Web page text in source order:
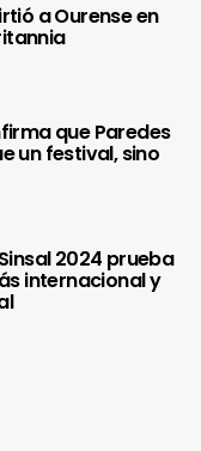
a Ourense en
que Paredes
un festival, sino
2024 prueba
internacional y